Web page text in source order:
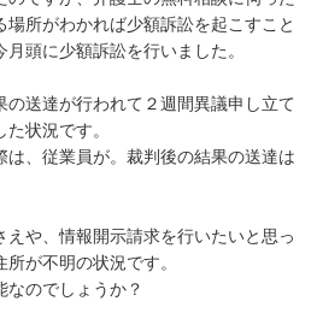
場所がわかれば少額訴訟を起こすこと
頭に少額訴訟を行いました。
送達が行われて２週間異議申し立て
状況です。
は、従業員が。裁判後の結果の送達は
や、情報開示請求を行いたいと思っ
が不明の状況です。
なのでしょうか？